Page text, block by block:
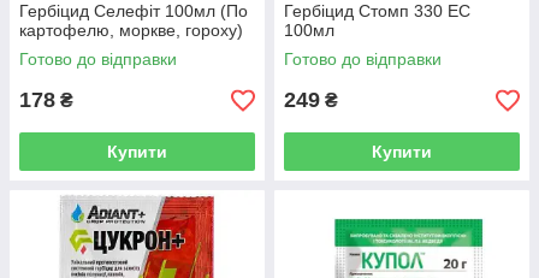
Гербіцид Селефіт 100мл (По
картофелю, моркве, гороху)
Готово до відправки
178 ₴
Купити
Гербіцид Стомп 330 EC
100мл
Готово до відправки
249 ₴
Купити